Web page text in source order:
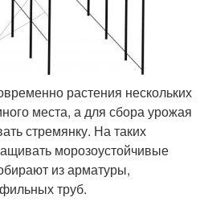
растения нескольких
места, а для сбора урожая
стремянку. На таких
морозоустойчивые
из арматуры,
труб.